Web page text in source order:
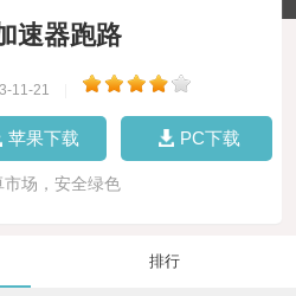
速器跑路
11-21
苹果下载 PC下载
市场，安全绿色
排行